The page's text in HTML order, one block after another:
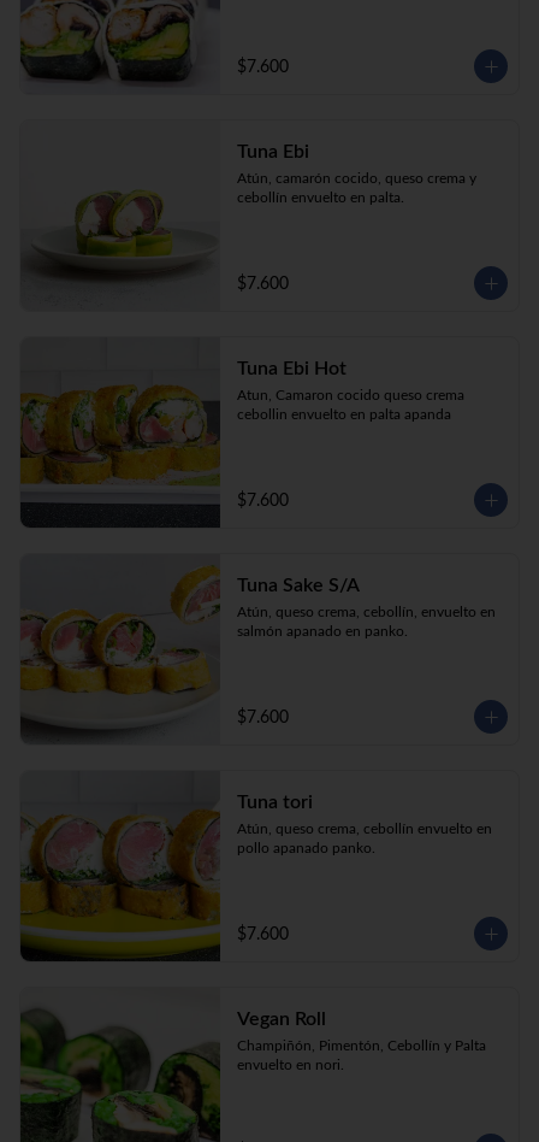
$7.600
Tuna Ebi
Atún, camarón cocido, queso crema y
cebollín envuelto en palta.
$7.600
Tuna Ebi Hot
Atun, Camaron cocido queso crema
cebollin envuelto en palta apanda
$7.600
Tuna Sake S/A
Atún, queso crema, cebollín, envuelto en
salmón apanado en panko.
$7.600
Tuna tori
Atún, queso crema, cebollín envuelto en
pollo apanado panko.
$7.600
Vegan Roll
Champiñón, Pimentón, Cebollín y Palta
envuelto en nori.